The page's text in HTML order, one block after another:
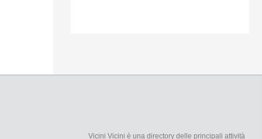
Vicini Vicini è una directory delle principali attività